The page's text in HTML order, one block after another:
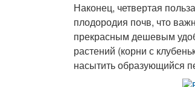
Наконец, четвертая
плодородия почв, что
прекрасным дешевым
растений (корни с
насытить образующийся